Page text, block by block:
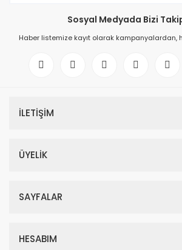
Sosyal Medyada Bizi
Haber listemize kayıt olarak kampanyalardan,
İLETİŞİM
ÜYELİK
SAYFALAR
HESABIM